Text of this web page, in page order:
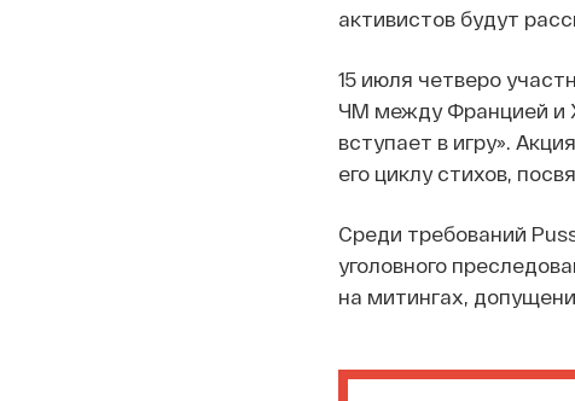
активистов будут
15 июля четверо
ЧМ между Францией и
вступает в игру».
его циклу стихов,
Среди требований
уголовного
на митингах,